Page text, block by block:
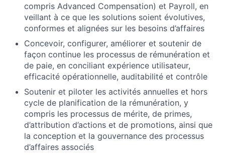
compris Advanced Compensation) et Payroll, en
veillant à ce que les solutions soient évolutives,
conformes et alignées sur les besoins d’affaires
Concevoir, configurer, améliorer et soutenir de
façon continue les processus de rémunération et
de paie, en conciliant expérience utilisateur,
efficacité opérationnelle, auditabilité et contrôle
Soutenir et piloter les activités annuelles et hors
cycle de planification de la rémunération, y
compris les processus de mérite, de primes,
d’attribution d’actions et de promotions, ainsi que
la conception et la gouvernance des processus
d’affaires associés